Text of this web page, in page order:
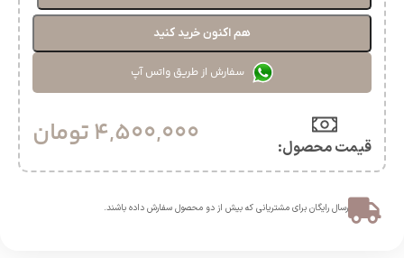
هم اکنون خرید کنید
سفارش از طریق واتس آپ
قیمت محصول:​ 4,500,000تومان
ارسال رایگان برای مشتریانی که بیش از دو محصول سفارش داده باشند.​